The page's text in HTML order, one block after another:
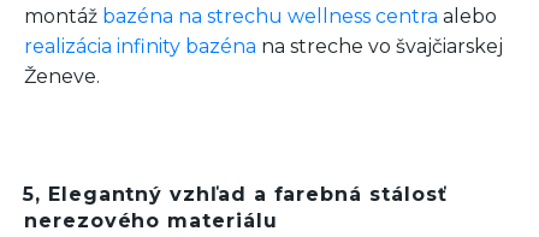
montáž bazéna na strechu wellness centra alebo
realizácia infinity bazéna na streche vo švajčiarskej
Ženeve.
5, Elegantný vzhľad a farebná stálosť
nerezového materiálu